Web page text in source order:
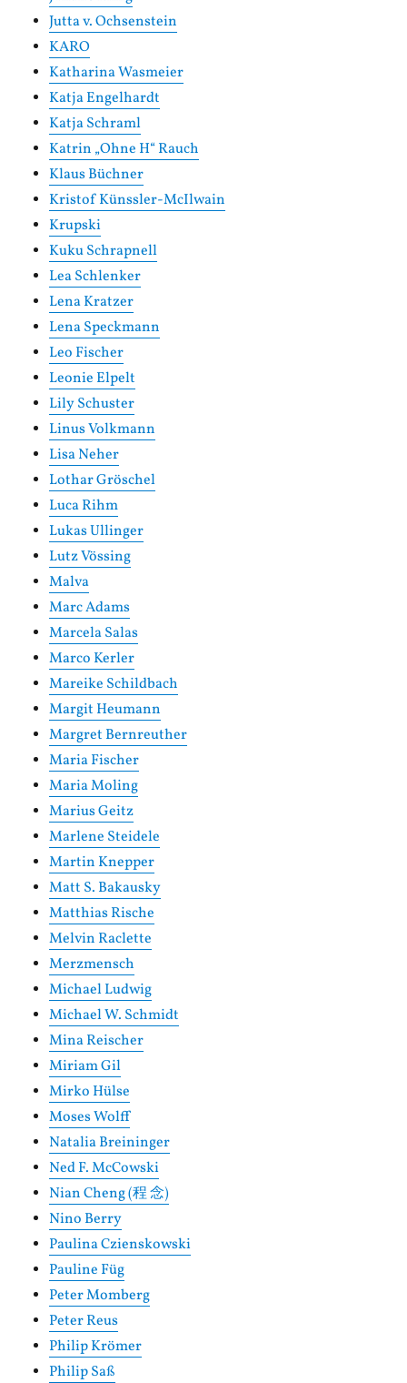
Jutta v. Ochsenstein
KARO
Katharina Wasmeier
Katja Engelhardt
Katja Schraml
Katrin „Ohne H“ Rauch
Klaus Büchner
Kristof Künssler-McIlwain
Krupski
Kuku Schrapnell
Lea Schlenker
Lena Kratzer
Lena Speckmann
Leo Fischer
Leonie Elpelt
Lily Schuster
Linus Volkmann
Lisa Neher
Lothar Gröschel
Luca Rihm
Lukas Ullinger
Lutz Vössing
Malva
Marc Adams
Marcela Salas
Marco Kerler
Mareike Schildbach
Margit Heumann
Margret Bernreuther
Maria Fischer
Maria Moling
Marius Geitz
Marlene Steidele
Martin Knepper
Matt S. Bakausky
Matthias Rische
Melvin Raclette
Merzmensch
Michael Ludwig
Michael W. Schmidt
Mina Reischer
Miriam Gil
Mirko Hülse
Moses Wolff
Natalia Breininger
Ned F. McCowski
Nian Cheng (程 念)
Nino Berry
Paulina Czienskowski
Pauline Füg
Peter Momberg
Peter Reus
Philip Krömer
Philip Saß